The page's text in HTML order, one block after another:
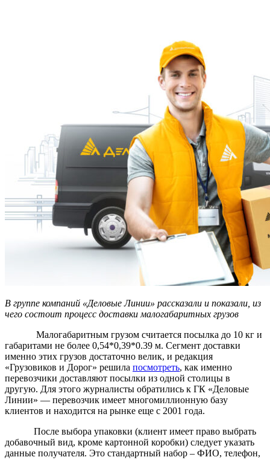
В группе компаний «Деловые Линии» рассказали и показали, из
чего состоит процесс доставки малогабаритных грузов
Малогабаритным грузом считается посылка до 10 кг и
габаритами не более 0,54*0,39*0.39 м. Сегмент доставки
именно этих грузов достаточно велик, и редакция
«Грузовиков и Дорог» решила посмотреть, как именно
перевозчики доставляют посылки из одной столицы в
другую. Для этого журналисты обратились к ГК «Деловые
Линии» — перевозчик имеет многомиллионную базу
клиентов и находится на рынке еще с 2001 года.
После выбора упаковки (клиент имеет право выбрать
добавочный вид, кроме картонной коробки) следует указать
данные получателя. Это стандартный набор – ФИО, телефон,